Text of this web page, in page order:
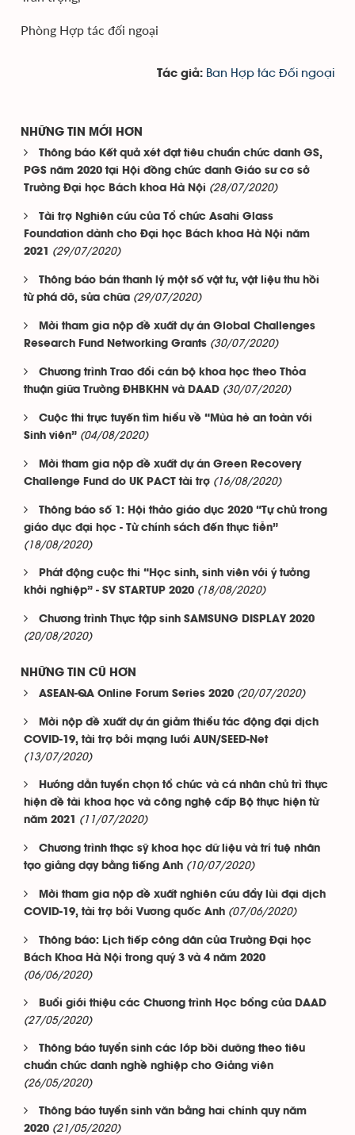
Phòng Hợp tác đối ngoại
Tác giả: Ban Hợp tác Đối ngoại
NHỮNG TIN MỚI HƠN
Thông báo Kết quả xét đạt tiêu chuẩn chức danh GS,
PGS năm 2020 tại Hội đồng chức danh Giáo sư cơ sở
Trường Đại học Bách khoa Hà Nội (28/07/2020)
Tài trợ Nghiên cứu của Tổ chức Asahi Glass
Foundation dành cho Đại học Bách khoa Hà Nội năm
2021
(29/07/2020)
Thông báo bán thanh lý một số vật tư, vật liệu thu hồi
từ phá dỡ, sửa chữa (29/07/2020)
Mời tham gia nộp đề xuất dự án Global Challenges
Research Fund Networking Grants (30/07/2020)
Chương trình Trao đổi cán bộ khoa học theo Thỏa
thuận giữa Trường ĐHBKHN và DAAD (30/07/2020)
Cuộc thi trực tuyến tìm hiểu về “Mùa hè an toàn với
Sinh viên” (04/08/2020)
Mời tham gia nộp đề xuất dự án Green Recovery
Challenge Fund do UK PACT tài trợ (16/08/2020)
Thông báo số 1: Hội thảo giáo dục 2020 “Tự chủ trong
giáo dục đại học - Từ chính sách đến thực tiễn”
(18/08/2020)
Phát động cuộc thi “Học sinh, sinh viên với ý tưởng
khởi nghiệp” - SV STARTUP 2020 (18/08/2020)
Chương trình Thực tập sinh SAMSUNG DISPLAY 2020
(20/08/2020)
NHỮNG TIN CŨ HƠN
ASEAN-QA Online Forum Series 2020 (20/07/2020)
Mời nộp đề xuất dự án giảm thiểu tác động đại dịch
COVID-19, tài trợ bởi mạng lưới AUN/SEED-Net
(13/07/2020)
Hướng dẫn tuyển chọn tổ chức và cá nhân chủ trì thực
hiện đề tài khoa học và công nghệ cấp Bộ thực hiện từ
năm 2021
(11/07/2020)
Chương trình thạc sỹ khoa học dữ liệu và trí tuệ nhân
tạo giảng dạy bằng tiếng Anh (10/07/2020)
Mời tham gia nộp đề xuất nghiên cứu đẩy lùi đại dịch
COVID-19, tài trợ bởi Vương quốc Anh (07/06/2020)
Thông báo: Lịch tiếp công dân của Trường Đại học
Bách Khoa Hà Nội trong quý 3 và 4 năm 2020
(06/06/2020)
Buổi giới thiệu các Chương trình Học bổng của DAAD
(27/05/2020)
Thông báo tuyển sinh các lớp bồi dưỡng theo tiêu
chuẩn chức danh nghề nghiệp cho Giảng viên
(26/05/2020)
Thông báo tuyển sinh văn bằng hai chính quy năm
2020 (21/05/2020)